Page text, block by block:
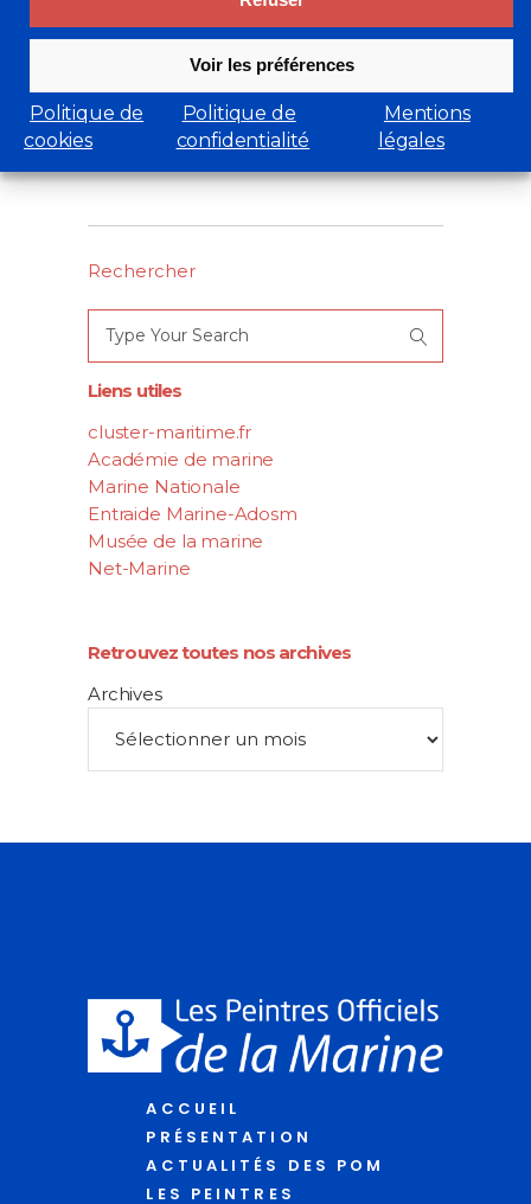
Voir les préférences
Politique de
cookies
Politique de
confidentialité
Mentions
légales
Rechercher
Search
for:
Liens utiles
cluster-maritime.fr
Académie de marine
Marine Nationale
Entraide Marine-Adosm
Musée de la marine
Net-Marine
Retrouvez toutes nos archives
Archives
ACCUEIL
PRÉSENTATION
ACTUALITÉS DES POM
LES PEINTRES